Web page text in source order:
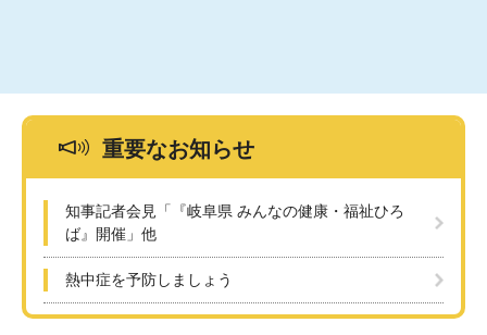
重要なお知らせ
知事記者会見「『岐阜県 みんなの健康・福祉ひろ
ば』開催」他
熱中症を予防しましょう